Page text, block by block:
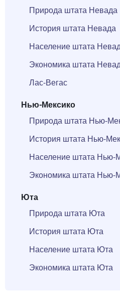
Природа штата Невада
История штата Невада
Население штата
Экономика штата
Лас-Вегас
Нью-Мексико
Природа штата Нью-
История штата Нью-
Население штата Нью-
Экономика штата Нью-
Юта
Природа штата Юта
История штата Юта
Население штата Юта
Экономика штата Юта